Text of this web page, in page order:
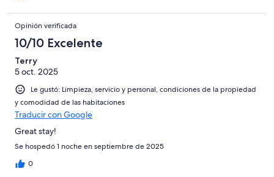
Opinión verificada
10/10 Excelente
Terry
5 oct. 2025
Le gustó: Limpieza, servicio y personal, condiciones de la propiedad
y comodidad de las habitaciones
Traducir con Google
Great stay!
Se hospedó 1 noche en septiembre de 2025
0